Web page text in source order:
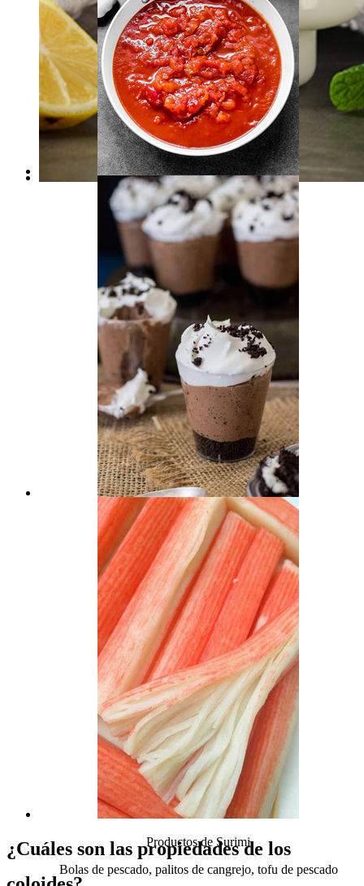
Productos Lácteos
Yogur de leche
Salsa
Salsa de ensalada, ketchup, salsa
Postre
Pudín de gelatina
Productos de Surimi
Bolas de pescado, palitos de cangrejo, tofu de pescado
¿Cuáles son las propiedades de los